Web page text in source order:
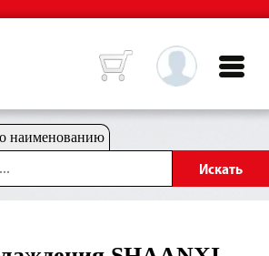
наименованию